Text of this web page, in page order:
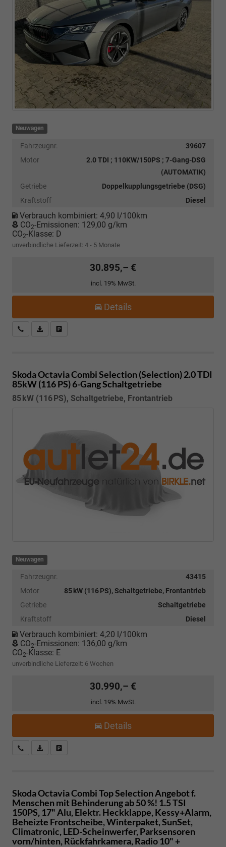
Neuwagen
Fahrzeugnr.
39607
Motor
2.0 TDI ; 110KW/150PS ; 7-Gang-DSG
(AUTOMATIK)
Getriebe
Doppelkupplungsgetriebe (DSG)
Kraftstoff
Diesel
Verbrauch kombiniert: 4,90 l/100km
CO2-Emissionen: 129,00 g/km
CO2-Klasse: D
unverbindliche Lieferzeit: 4 - 5 Monate
30.895,– €
incl. 19% MwSt.
Details
Kostenloser Rückruf-Service
PDF-Datei, Fahrzeugexposé drucken
Skoda Octavia CombiSelection (Selection) 2.0 TDI
85kW (116 PS) 6-Gang Schaltgetriebe
85 kW (116 PS), Schaltgetriebe, Frontantrieb
Neuwagen
Fahrzeugnr.
43415
Motor
85 kW (116 PS), Schaltgetriebe, Frontantrieb
Getriebe
Schaltgetriebe
Kraftstoff
Diesel
Verbrauch kombiniert: 4,20 l/100km
CO2-Emissionen: 136,00 g/km
CO2-Klasse: E
unverbindliche Lieferzeit: 6 Wochen
30.990,– €
incl. 19% MwSt.
Details
Kostenloser Rückruf-Service
PDF-Datei, Fahrzeugexposé drucken
Skoda Octavia CombiTop Selection Angebot f.
Menschen mit Behinderung ab 50 %! 1.5 TSI
150PS, 17" Alu, Elektr. Heckklappe, Kessy+Alarm,
Beheizte Frontscheibe, Winterpaket, SunSet,
Climatronic, LED-Scheinwerfer, Parksensoren
vorn/hinten, Rückfahrkamera, Radio 10" +